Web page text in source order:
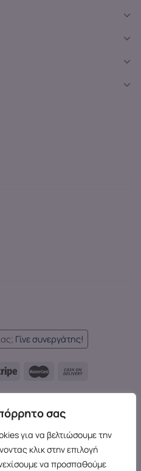
σας
για να βελτιώσουμε την
κλικ στην επιλογή
να προσπαθούμε
Γίνε συνεργάτης!
EL
toys and merchandise | All